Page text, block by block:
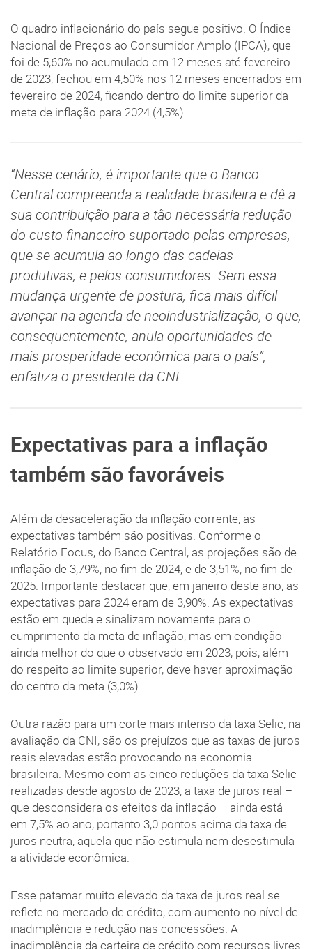
O quadro inflacionário do país segue positivo. O Índice
Nacional de Preços ao Consumidor Amplo (IPCA), que
foi de 5,60% no acumulado em 12 meses até fevereiro
de 2023, fechou em 4,50% nos 12 meses encerrados em
fevereiro de 2024, ficando dentro do limite superior da
meta de inflação para 2024 (4,5%).
“Nesse cenário, é importante que o Banco
Central compreenda a realidade brasileira e dê a
sua contribuição para a tão necessária redução
do custo financeiro suportado pelas empresas,
que se acumula ao longo das cadeias
produtivas, e pelos consumidores. Sem essa
mudança urgente de postura, fica mais difícil
avançar na agenda de neoindustrialização, o que,
consequentemente, anula oportunidades de
mais prosperidade econômica para o país”,
enfatiza o presidente da CNI.
Expectativas para a inflação
também são favoráveis
Além da desaceleração da inflação corrente, as
expectativas também são positivas. Conforme o
Relatório Focus, do Banco Central, as projeções são de
inflação de 3,79%, no fim de 2024, e de 3,51%, no fim de
2025. Importante destacar que, em janeiro deste ano, as
expectativas para 2024 eram de 3,90%. As expectativas
estão em queda e sinalizam novamente para o
cumprimento da meta de inflação, mas em condição
ainda melhor do que o observado em 2023, pois, além
do respeito ao limite superior, deve haver aproximação
do centro da meta (3,0%).
Outra razão para um corte mais intenso da taxa Selic, na
avaliação da CNI, são os prejuízos que as taxas de juros
reais elevadas estão provocando na economia
brasileira. Mesmo com as cinco reduções da taxa Selic
realizadas desde agosto de 2023, a taxa de juros real –
que desconsidera os efeitos da inflação – ainda está
em 7,5% ao ano, portanto 3,0 pontos acima da taxa de
juros neutra, aquela que não estimula nem desestimula
a atividade econômica.
Esse patamar muito elevado da taxa de juros real se
reflete no mercado de crédito, com aumento no nível de
inadimplência e redução nas concessões. A
inadimplência da carteira de crédito com recursos livres